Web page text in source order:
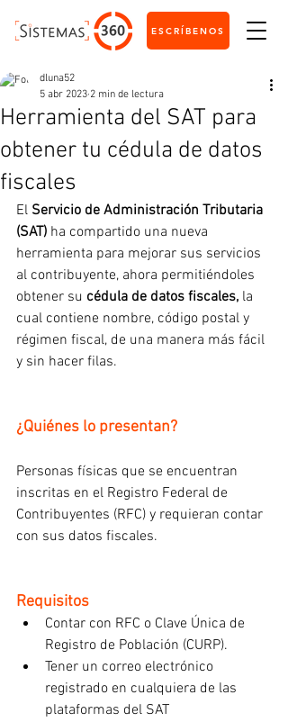
ESCRÍBENOS
Herramienta del SAT para
obtener tu cédula de datos
fiscales
dluna52
5 abr 2023 2 min de lectura
El Servicio de Administración Tributaria
(SAT) ha compartido una nueva
herramienta para mejorar sus servicios
al contribuyente, ahora permitiéndoles
obtener su cédula de datos fiscales, la
cual contiene nombre, código postal y
régimen fiscal, de una manera más fácil
y sin hacer filas.
¿Quiénes lo presentan?
Personas físicas que se encuentran
inscritas en el Registro Federal de
Contribuyentes (RFC) y requieran contar
con sus datos fiscales.
Requisitos
Contar con RFC o Clave Única de
Registro de Población (CURP).
Tener un correo electrónico
registrado en cualquiera de las
plataformas del SAT